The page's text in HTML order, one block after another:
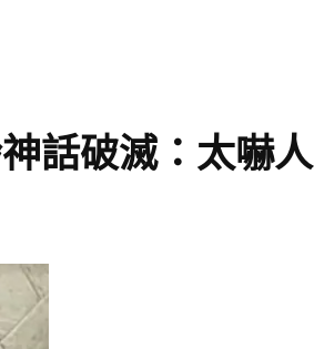
話破滅：太嚇人